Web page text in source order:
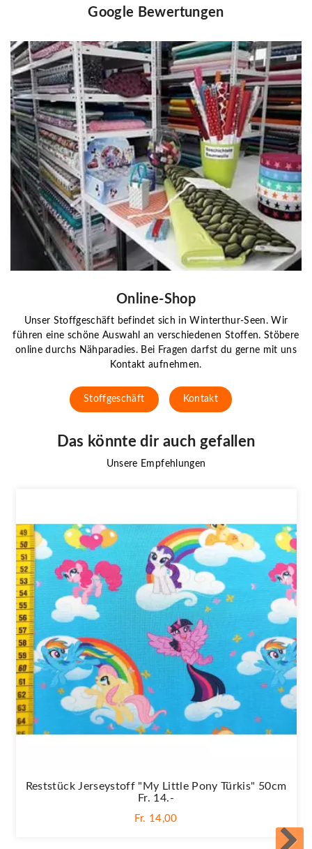
Google Bewertungen
Online-Shop
Unser Stoffgeschäft befindet sich in Winterthur-Seen. Wir
führen eine schöne Auswahl an verschiedenen Stoffen. Stöbere
online durchs Nähparadies. Bei Fragen darfst du gerne mit uns
Kontakt aufnehmen.
Stoffgeschäft Kontakt
Das könnte dir auch gefallen
Unsere Empfehlungen
Reststück Jerseystoff "My Little Pony Türkis" 50cm
Fr. 14.-
Fr. 14,00